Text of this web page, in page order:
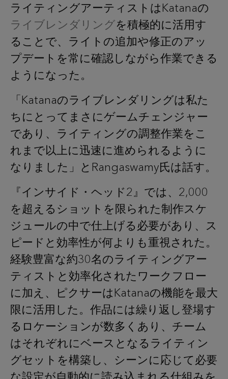
ライティングアーティストはKatanaの
ライブレンダリングを積極的に活用す
ることで、ライトの追加や修正のアッ
プデートを常に確認しながら作業できる
ようになった。
「Katanaのライブレンダリングは私た
ちにとってまさにゲームチェンジャー
であり、ライティングの調整作業をこ
れまで以上に迅速に進められるように
なりました」とRangaswamy氏は話す。
『インサイド・ヘッド2』では、2,000
を超えるショットを限られた制作スケ
ジュールの中で仕上げる必要があり、ス
ピードと効率性が何よりも重視された。
経験豊富な約30名のライティングアー
ティストと効率化されたワークフロー
に加え、ピクサーはKatanaの機能を最大
限に活用した。作品には繰り返し登場す
るロケーションが数多くあり、チーム
はそれぞれにベースとなるライティン
グセットを構築し、シーンに応じて必要